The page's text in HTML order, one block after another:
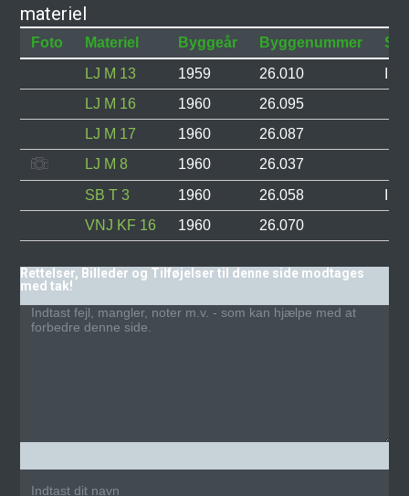
materiel
Foto Materiel Byggeår Byggenummer
LJ M 13
1959 26.010
LJ M 16
1960
26.095
LJ M 17
1960
26.087
LJ M 8
1960
26.037
SB T 3
1960 26.058
VNJ KF 16
1960 26.070
Rettelser, Billeder og Tilføjelser til denne side modtages
med tak!